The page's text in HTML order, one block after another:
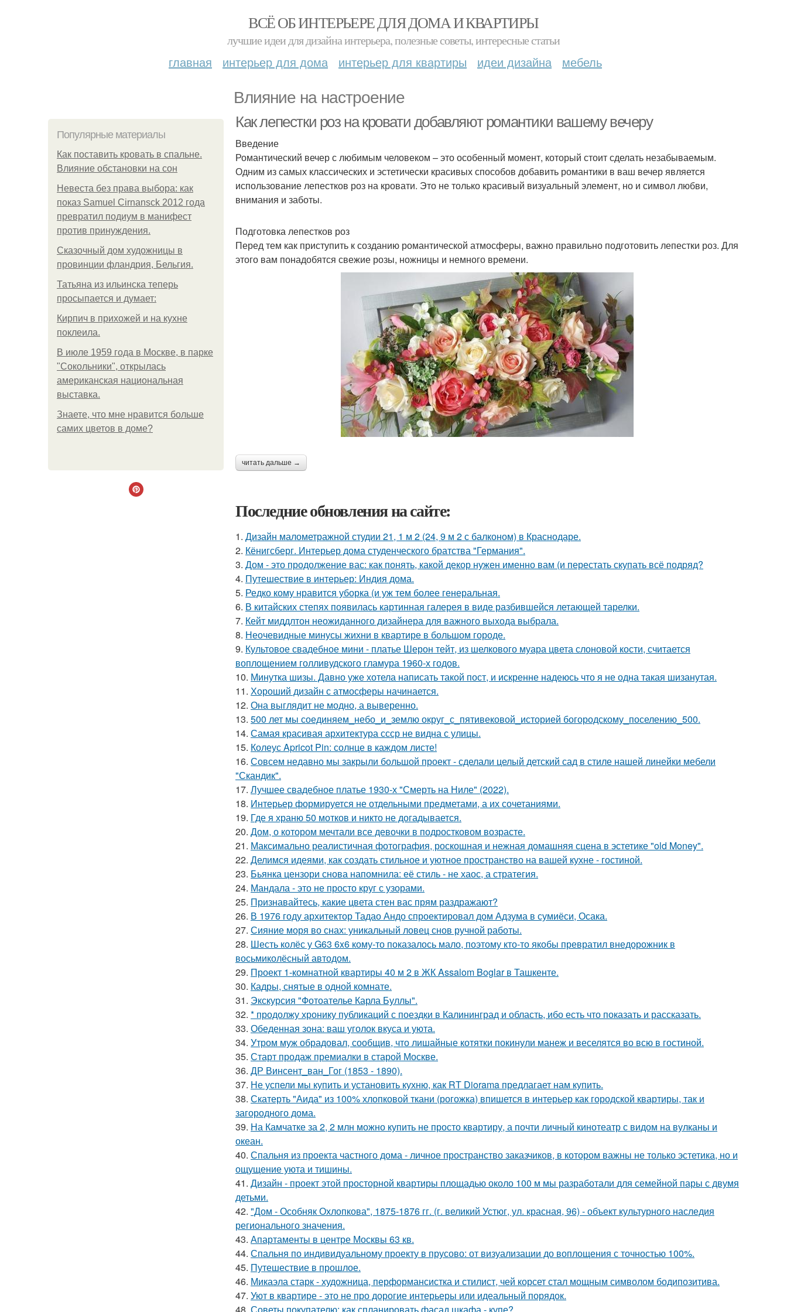
ВСЁ ОБ ИНТЕРЬЕРЕ ДЛЯ ДОМА И КВАРТИРЫ
лучшие идеи для дизайна интерьера, полезные советы, интересные статьи
главная интерьер для дома интерьер для квартиры идеи дизайна мебель
Влияние на настроение
Популярные материалы
Как поставить кровать в спальне.
Влияние обстановки на сон
Невеста без права выбора: как
показ Samuel Cirnansck 2012 года
превратил подиум в манифест
против принуждения.
Сказочный дом художницы в
провинции фландрия, Бельгия.
Татьяна из ильинска теперь
просыпается и думает:
Кирпич в прихожей и на кухне
поклеила.
В июле 1959 года в Москве, в парке
"Сокольники", открылась
американская национальная
выставка.
Знаете, что мне нравится больше
самих цветов в доме?
Как лепестки роз на кровати добавляют романтики вашему вечеру
Введение
Романтический вечер с любимым человеком – это особенный момент, который стоит сделать незабываемым.
Одним из самых классических и эстетически красивых способов добавить романтики в ваш вечер является
использование лепестков роз на кровати. Это не только красивый визуальный элемент, но и символ любви,
внимания и заботы.
Подготовка лепестков роз
Перед тем как приступить к созданию романтической атмосферы, важно правильно подготовить лепестки роз. Для
этого вам понадобятся свежие розы, ножницы и немного времени.
читать дальше →
Последние обновления на сайте:
1. Дизайн малометражной студии 21, 1 м 2 (24, 9 м 2 с балконом) в Краснодаре.
2. Кёнигсберг. Интерьер дома студенческого братства "Германия".
3. Дом - это продолжение вас: как понять, какой декор нужен именно вам (и перестать скупать всё подряд?
4. Путешествие в интерьер: Индия дома.
5. Редко кому нравится уборка (и уж тем более генеральная.
6. В китайских степях появилась картинная галерея в виде разбившейся летающей тарелки.
7. Кейт миддлтон неожиданного дизайнера для важного выхода выбрала.
8. Неочевидные минусы жихни в квартире в большом городе.
9. Культовое свадебное мини - платье Шерон тейт, из шелкового муара цвета слоновой кости, считается
воплощением голливудского гламура 1960-х годов.
10. Минутка шизы. Давно уже хотела написать такой пост, и искренне надеюсь что я не одна такая шизанутая.
11. Хороший дизайн с атмосферы начинается.
12. Она выглядит не модно, а выверенно.
13. 500 лет мы соединяем_небо_и_землю округ_с_пятивековой_историей богородскому_поселению_500.
14. Самая красивая архитектура ссср не видна с улицы.
15. Колеус Apricot Pin: солнце в каждом листе!
16. Совсем недавно мы закрыли большой проект - сделали целый детский сад в стиле нашей линейки мебели
"Скандик".
17. Лучшее свадебное платье 1930-х "Смерть на Ниле" (2022).
18. Интерьер формируется не отдельными предметами, а их сочетаниями.
19. Где я храню 50 мотков и никто не догадывается.
20. Дом, о котором мечтали все девочки в подростковом возрасте.
21. Максимально реалистичная фотография, роскошная и нежная домашняя сцена в эстетике "old Money".
22. Делимся идеями, как создать стильное и уютное пространство на вашей кухне - гостиной.
23. Бьянка цензори снова напомнила: её стиль - не хаос, а стратегия.
24. Мандала - это не просто круг с узорами.
25. Признавайтесь, какие цвета стен вас прям раздражают?
26. В 1976 году архитектор Тадао Андо спроектировал дом Адзума в сумиёси, Осака.
27. Сияние моря во снах: уникальный ловец снов ручной работы.
28. Шесть колёс у G63 6x6 кому-то показалось мало, поэтому кто-то якобы превратил внедорожник в
восьмиколёсный автодом.
29. Проект 1-комнатной квартиры 40 м 2 в ЖК Assalom Boglar в Ташкенте.
30. Кадры, снятые в одной комнате.
31. Экскурсия "Фотоателье Карла Буллы".
32. * продолжу хронику публикаций с поездки в Калининград и область, ибо есть что показать и рассказать.
33. Обеденная зона: ваш уголок вкуса и уюта.
34. Утром муж обрадовал, сообщив, что лишайные котятки покинули манеж и веселятся во всю в гостиной.
35. Старт продаж премиалки в старой Москве.
36. ДР Винсент_ван_Гог (1853 - 1890).
37. Не успели мы купить и установить кухню, как RT Diorama предлагает нам купить.
38. Скатерть "Аида" из 100% хлопковой ткани (рогожка) впишется в интерьер как городской квартиры, так и
загородного дома.
39. На Камчатке за 2, 2 млн можно купить не просто квартиру, а почти личный кинотеатр с видом на вулканы и
океан.
40. Спальня из проекта частного дома - личное пространство заказчиков, в котором важны не только эстетика, но и
ощущение уюта и тишины.
41. Дизайн - проект этой просторной квартиры площадью около 100 м мы разработали для семейной пары с двумя
детьми.
42. "Дом - Особняк Охлопкова", 1875-1876 гг. (г. великий Устюг, ул. красная, 96) - объект культурного наследия
регионального значения.
43. Апартаменты в центре Москвы 63 кв.
44. Спальня по индивидуальному проекту в прусово: от визуализации до воплощения с точностью 100%.
45. Путешествие в прошлое.
46. Микаэла старк - художница, перформансистка и стилист, чей корсет стал мощным символом бодипозитива.
47. Уют в квартире - это не про дорогие интерьеры или идеальный порядок.